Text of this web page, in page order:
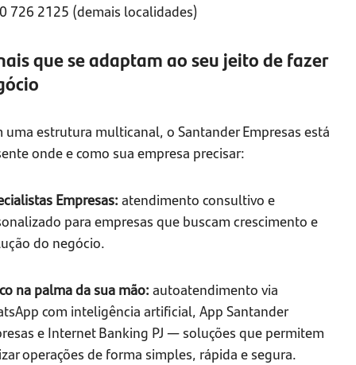
726 2125 (demais localidades)
que se adaptam ao seu jeito de fazer
uma estrutura multicanal, o Santander Empresas está
onde e como sua empresa precisar:
Empresas:atendimento consultivo e
para empresas que buscam crescimento e
do negócio.
na palma da sua mão: autoatendimento via
com inteligência artificial, App Santander
e Internet Banking PJ — soluções que permitem
operações de forma simples, rápida e segura.